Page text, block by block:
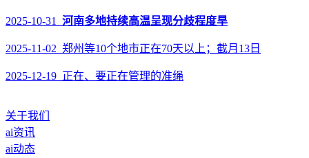
2025-10-31 河南多地持续高温呈现分歧程度旱
2025-11-02 郑州等10个地市正在70天以上；截月13日
2025-12-19 正在、要正在管理的准绳
关于我们
ai资讯
ai动态